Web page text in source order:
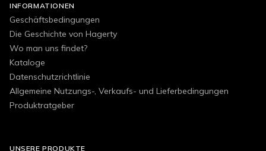
INFORMATIONEN
Geschäftsbedingungen
Die Geschichte von Hagerty
Wo man uns findet?
Kataloge
Datenschutzrichtlinie
Allgemeine Nutzungs-, Verkaufs- und Lieferbedingungen
Produktratgeber
UNSERE PRODUKTE